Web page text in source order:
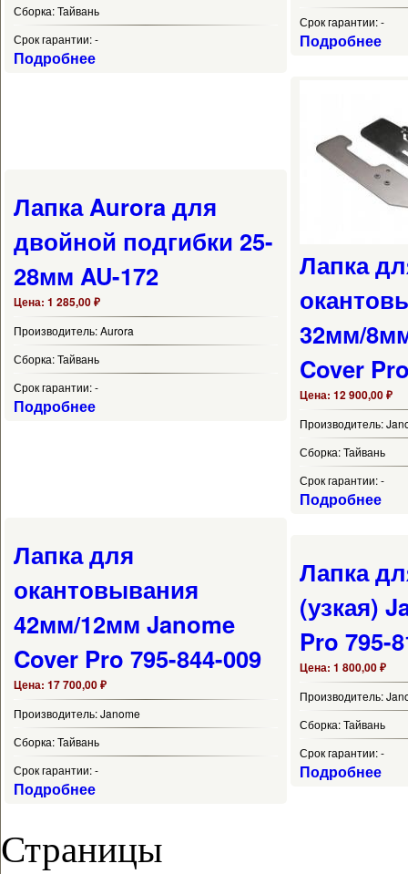
Сборка:Тайвань
Срок гарантии:-
Подробнее
Срок гарантии:-
Подробнее
Лапка Aurora для
двойной подгибки 25-
28мм AU-172
Цена: 1 285,00 ₽
Производитель:Aurora
Сборка:Тайвань
Срок гарантии:-
Подробнее
Лапка
32мм/
Cover
Цена: 12 900,00 ₽
Производитель:
Сборка:Тайвань
Срок гарантии:-
Подробнее
Лапка для
окантовывания
42мм/12мм Janome
Cover Pro 795-844-009
Цена: 17 700,00 ₽
Производитель:Janome
Сборка:Тайвань
Срок гарантии:-
Подробнее
Лапка
(узкая)
Pro 795-
Цена: 1 800,00 ₽
Производитель:
Сборка:Тайвань
Срок гарантии:-
Подробнее
Страницы